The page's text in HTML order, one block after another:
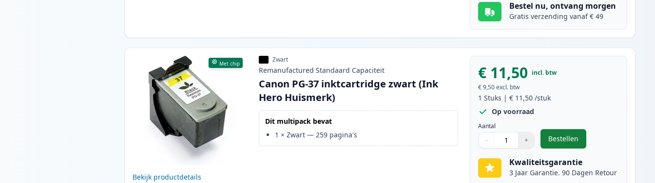
Bestel nu, ontvang morgen
Gratis verzending vanaf € 49
Met chip
Bekijk productdetails
Zwart
Remanufactured Standaard Capaciteit
Canon PG-37 inktcartridge zwart (Ink
Hero Huismerk)
Dit multipack bevat
1 ×Zwart —259 pagina's
€ 11,50 incl. btw
€ 9,50 excl. btw
1 Stuks |€ 11,50 /stuk
Op voorraad
Aantal
Aantal
Gebruik de knoppen om aan te passen
− +
Aantal 1
Bestellen
,Canon PG-37
Kwaliteitsgarantie
3 Jaar Garantie. 90 Dagen Retour